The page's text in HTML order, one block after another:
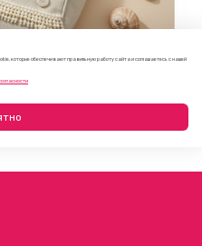
которые обеспечивают правильную работу сайта и соглашаетесь с нашей